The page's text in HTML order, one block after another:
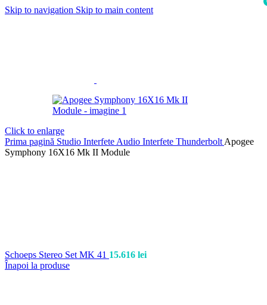
Skip to navigation Skip to main content
Click to enlarge
Prima pagină Studio Interfete Audio Interfete Thunderbolt Apogee
Symphony 16X16 Mk II Module
Schoeps Stereo Set MK 41 15.616 lei
Înapoi la produse